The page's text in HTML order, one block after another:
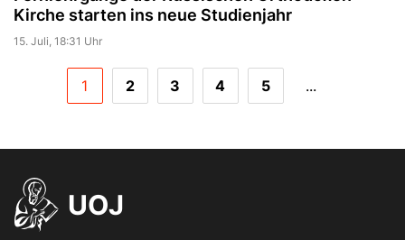
Kirche starten ins neue Studienjahr
15. Juli, 18:31 Uhr
1 2 3 4 5 ...
UOJ